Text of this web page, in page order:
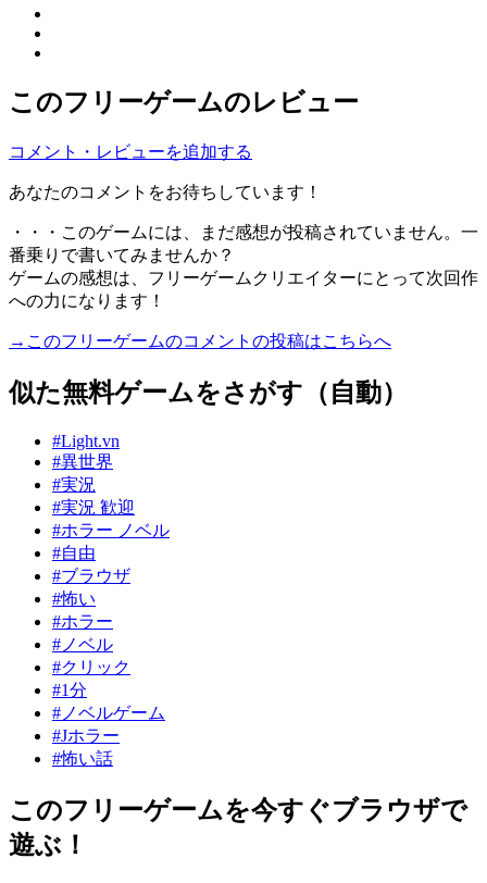
このフリーゲームのレビュー
コメント・レビューを追加する
あなたのコメントをお待ちしています！
・・・このゲームには、まだ感想が投稿されていません。一
番乗りで書いてみませんか？
ゲームの感想は、フリーゲームクリエイターにとって次回作
への力になります！
→このフリーゲームのコメントの投稿はこちらへ
似た無料ゲームをさがす（自動）
#Light.vn
#異世界
#実況
#実況 歓迎
#ホラー ノベル
#自由
#ブラウザ
#怖い
#ホラー
#ノベル
#クリック
#1分
#ノベルゲーム
#Jホラー
#怖い話
このフリーゲームを今すぐブラウザで
遊ぶ！